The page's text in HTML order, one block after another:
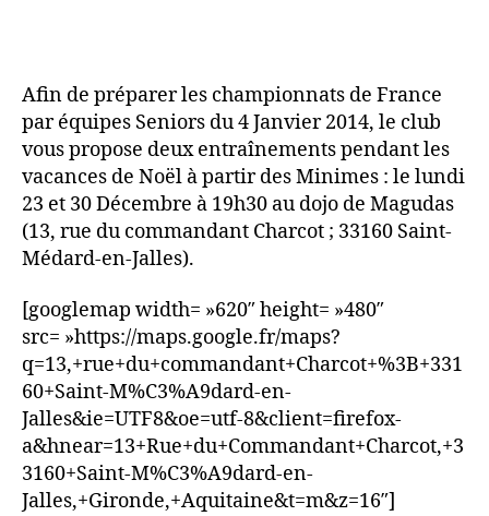
Afin de préparer les championnats de France
par équipes Seniors du 4 Janvier 2014, le club
vous propose deux entraînements pendant les
vacances de Noël à partir des Minimes : le lundi
23 et 30 Décembre à 19h30 au dojo de Magudas
(13, rue du commandant Charcot ; 33160 Saint-
Médard-en-Jalles).
[googlemap width= »620″ height= »480″
src= »https://maps.google.fr/maps?
q=13,+rue+du+commandant+Charcot+%3B+331
60+Saint-M%C3%A9dard-en-
Jalles&ie=UTF8&oe=utf-8&client=firefox-
a&hnear=13+Rue+du+Commandant+Charcot,+3
3160+Saint-M%C3%A9dard-en-
Jalles,+Gironde,+Aquitaine&t=m&z=16″]